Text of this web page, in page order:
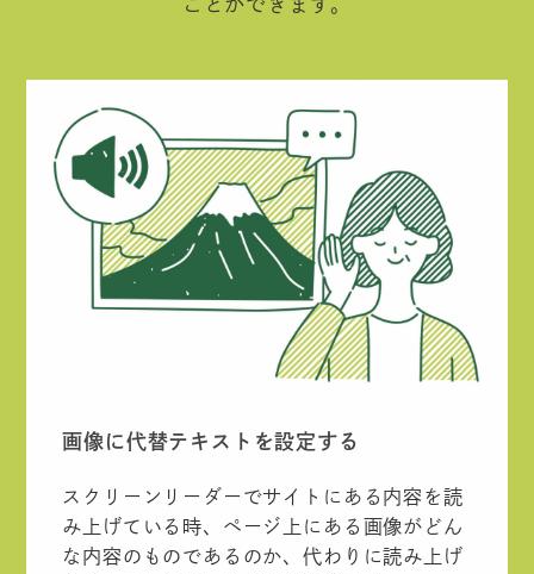
ことができます。
画像に代替テキストを設定する
スクリーンリーダーでサイトにある内容を読
み上げている時、ページ上にある画像がどん
な内容のものであるのか、代わりに読み上げ